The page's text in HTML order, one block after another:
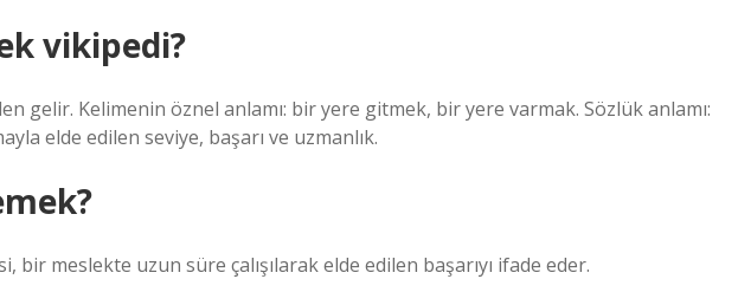
vikipedi?
gelir. Kelimenin öznel anlamı: bir yere gitmek, bir yere varmak. Sözlük anlamı:
elde edilen seviye, başarı ve uzmanlık.
bir meslekte uzun süre çalışılarak elde edilen başarıyı ifade eder.